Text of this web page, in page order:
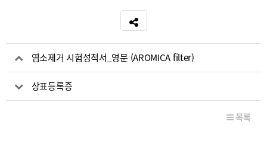
관련자료염소제거 시험성적서_영문 (AROMICA filter)
상표등록증
목록